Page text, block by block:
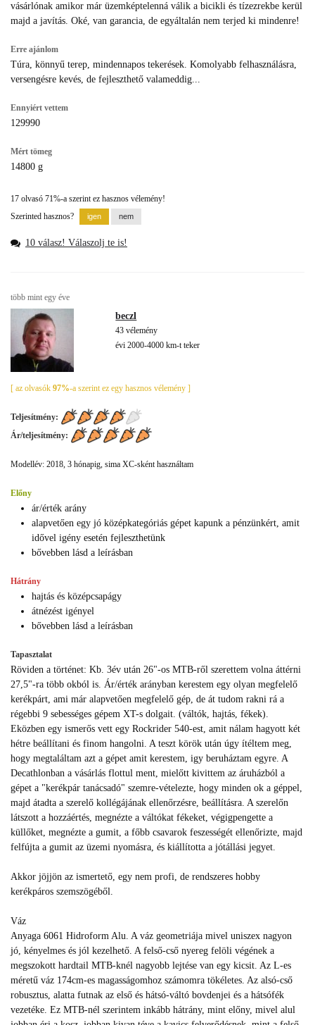
vásárlónak amikor már üzemképtelenná válik a bicikli és tízezrekbe kerül
majd a javítás. Oké, van garancia, de egyáltalán nem terjed ki mindenre!
Erre ajánlom
Túra, könnyű terep, mindennapos tekerések. Komolyabb felhasználásra,
versengésre kevés, de fejleszthető valameddig...
Ennyiért vettem
129990
Mért tömeg
14800 g
17 olvasó 71%-a szerint ez hasznos vélemény!
Szerinted hasznos?
10 válasz! Válaszolj te is!
több mint egy éve
beczl
43 vélemény
évi 2000-4000 km-t teker
[ az olvasók 97%-a szerint ez egy hasznos vélemény ]
Teljesítmény:
Ár/teljesítmény:
Modellév: 2018, 3 hónapig, sima XC-sként használtam
Előny
ár/érték arány
alapvetően egy jó középkategóriás gépet kapunk a pénzünkért, amit
idővel igény esetén fejleszthetünk
bővebben lásd a leírásban
Hátrány
hajtás és középcsapágy
átnézést igényel
bővebben lásd a leírásban
Tapasztalat
Röviden a történet: Kb. 3év után 26"-os MTB-ről szerettem volna áttérni
27,5"-ra több okból is. Ár/érték arányban kerestem egy olyan megfelelő
kerékpárt, ami már alapvetően megfelelő gép, de át tudom rakni rá a
régebbi 9 sebességes gépem XT-s dolgait. (váltók, hajtás, fékek).
Eközben egy ismerős vett egy Rockrider 540-est, amit nálam hagyott két
hétre beállítani és finom hangolni. A teszt körök után úgy ítéltem meg,
hogy megtaláltam azt a gépet amit kerestem, igy beruháztam egyre. A
Decathlonban a vásárlás flottul ment, mielőtt kivittem az áruházból a
gépet a "kerékpár tanácsadó" szemre-vételezte, hogy minden ok a géppel,
majd átadta a szerelő kollégájának ellenőrzésre, beállításra. A szerelőn
látszott a hozzáértés, megnézte a váltókat fékeket, végigpengette a
küllőket, megnézte a gumit, a főbb csavarok feszességét ellenőrizte, majd
felfújta a gumit az üzemi nyomásra, és kiállította a jótállási jegyet.
Akkor jöjjön az ismertető, egy nem profi, de rendszeres hobby
kerékpáros szemszögéből.
Váz
Anyaga 6061 Hidroform Alu. A váz geometriája mivel uniszex nagyon
jó, kényelmes és jól kezelhető. A felső-cső nyereg felöli végének a
megszokott hardtail MTB-knél nagyobb lejtése van egy kicsit. Az L-es
méretű váz 174cm-es magasságomhoz számomra tökéletes. Az alsó-cső
robusztus, alatta futnak az első és hátsó-váltó bovdenjei és a hátsófék
vezetéke. Ez MTB-nél szerintem inkább hátrány, mint előny, mivel alul